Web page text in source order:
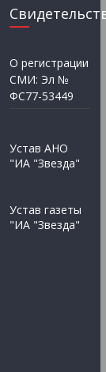
О регистрации
СМИ: Эл №
ФС77-53449
Устав АНО
"ИА "Звезда"
Устав газеты
"ИА "Звезда"